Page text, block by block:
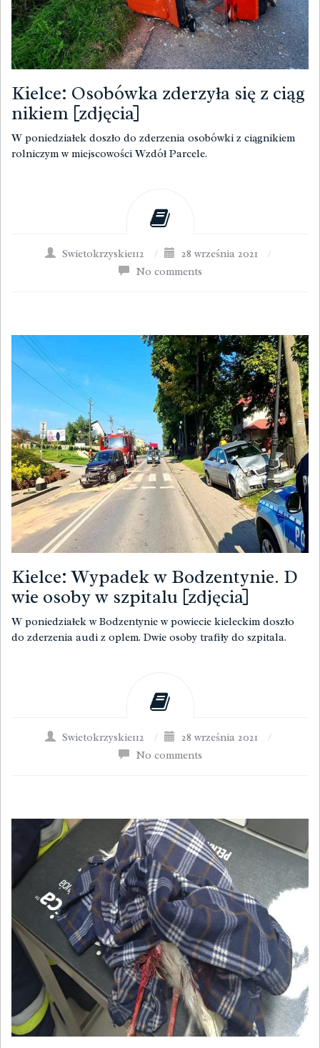
Kielce: Osobówka zderzyła się z ciąg
nikiem [zdjęcia]
W poniedziałek doszło do zderzenia osobówki z ciągnikiem
rolniczym w miejscowości Wzdół Parcele.
Swietokrzyskie112 / 28 września 2021
/
No comments
Kielce: Wypadek w Bodzentynie. D
wie osoby w szpitalu [zdjęcia]
W poniedziałek w Bodzentynie w powiecie kieleckim doszło
do zderzenia audi z oplem. Dwie osoby trafiły do szpitala.
Swietokrzyskie112 / 28 września 2021
/
No comments